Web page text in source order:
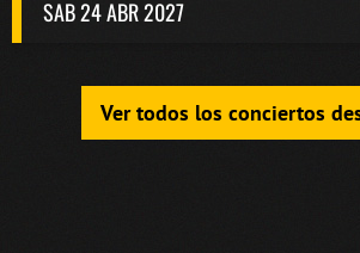
SAB 24 ABR 2027
Ver todos los conciertos